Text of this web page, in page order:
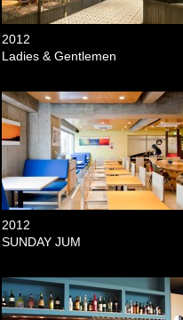
2012
Ladies & Gentlemen
2012
SUNDAY JUM